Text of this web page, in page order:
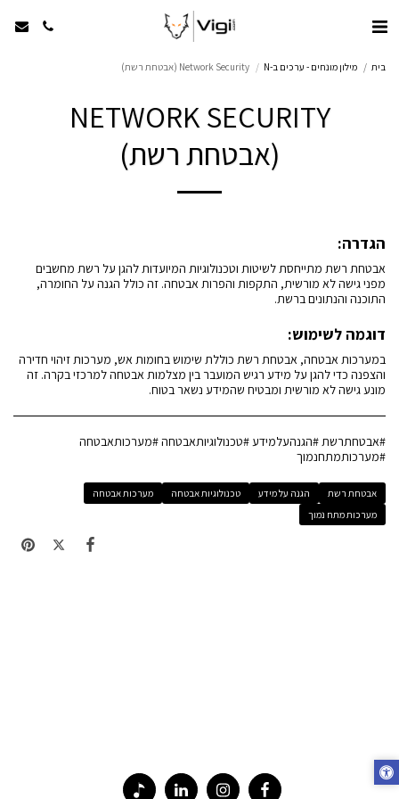
בית מילון מונחים - ערכים ב-N Network Security (אבטחת רשת)
NETWORK SECURITY
(אבטחת רשת)
הגדרה:
אבטחת רשת מתייחסת לשיטות וטכנולוגיות המיועדות להגן על רשת מחשבים
מפני גישה לא מורשית, התקפות והפרות אבטחה. זה כולל הגנה על החומרה,
התוכנה והנתונים ברשת.
דוגמה לשימוש:
במערכות אבטחה, אבטחת רשת כוללת שימוש בחומות אש, מערכות זיהוי חדירה
והצפנה כדי להגן על מידע רגיש המועבר בין מצלמות אבטחה למרכזי בקרה. זה
מונע גישה לא מורשית ומבטיח שהמידע נשאר בטוח.
#אבטחתרשת #הגנהעלמידע #טכנולוגיותאבטחה #מערכותאבטחה
#מערכותמתחנמוך
אבטחת רשת הגנה על מידע טכנולוגיות אבטחה
מערכות אבטחה
מערכות מתח נמוך